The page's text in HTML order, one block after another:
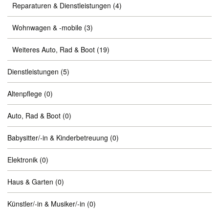
Reparaturen & Dienstleistungen (4)
Wohnwagen & -mobile (3)
Weiteres Auto, Rad & Boot (19)
Dienstleistungen (5)
Altenpflege (0)
Auto, Rad & Boot (0)
Babysitter/-in & Kinderbetreuung (0)
Elektronik (0)
Haus & Garten (0)
Künstler/-in & Musiker/-in (0)